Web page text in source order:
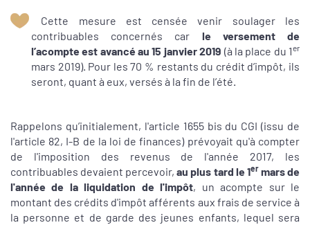
Cette mesure est censée venir soulager les
contribuables concernés car le versement de
l’acompte est avancé au 15 janvier 2019 (à la place du 1er
mars 2019). Pour les 70 % restants du crédit d’impôt, ils
seront, quant à eux, versés à la fin de l’été.
Rappelons qu’initialement, l'article 1655 bis du CGI (issu de
l'article 82, I-B de la loi de finances) prévoyait qu'à compter
de l'imposition des revenus de l'année 2017, les
contribuables devaient percevoir, au plus tard le 1ermars de
l'année de la liquidation de l'impôt, un acompte sur le
montant des crédits d'impôt afférents aux frais de service à
la personne et de garde des jeunes enfants, lequel sera